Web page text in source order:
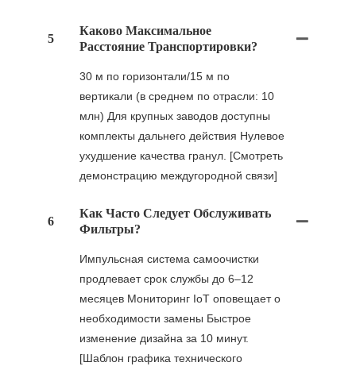
5
Каково Максимальное
Расстояние Транспортировки?
30 м по горизонтали/15 м по
вертикали (в среднем по отрасли: 10
млн) Для крупных заводов доступны
комплекты дальнего действия Нулевое
ухудшение качества гранул. [Смотреть
демонстрацию междугородной связи]
6
Как Часто Следует Обслуживать
Фильтры?
Импульсная система самоочистки
продлевает срок службы до 6–12
месяцев Мониторинг IoT оповещает о
необходимости замены Быстрое
изменение дизайна за 10 минут.
[Шаблон графика технического